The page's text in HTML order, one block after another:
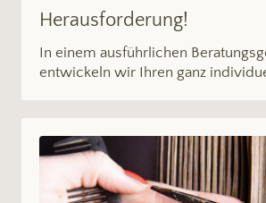
Herausforderung!
In einem ausführlichen
entwickeln wir Ihren ganz